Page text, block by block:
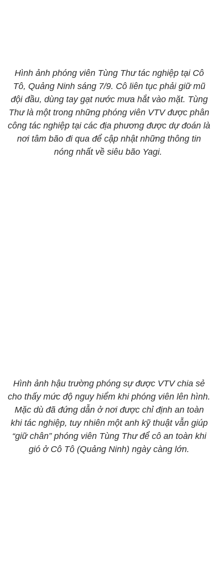
Hình ảnh phóng viên Tùng Thư tác nghiệp tại Cô
Tô, Quảng Ninh sáng 7/9. Cô liên tục phải giữ mũ
đội đầu, dùng tay gạt nước mưa hắt vào mặt. Tùng
Thư là một trong những phóng viên VTV được phân
công tác nghiệp tại các địa phương được dự đoán là
nơi tâm bão đi qua để cập nhật những thông tin
nóng nhất về siêu bão Yagi.
Hình ảnh hậu trường phóng sự được VTV chia sẻ
cho thấy mức độ nguy hiểm khi phóng viên lên hình.
Mặc dù đã đứng dẫn ở nơi được chỉ định an toàn
khi tác nghiệp, tuy nhiên một anh kỹ thuật vẫn giúp
“giữ chân” phóng viên Tùng Thư để cô an toàn khi
gió ở Cô Tô (Quảng Ninh) ngày càng lớn.